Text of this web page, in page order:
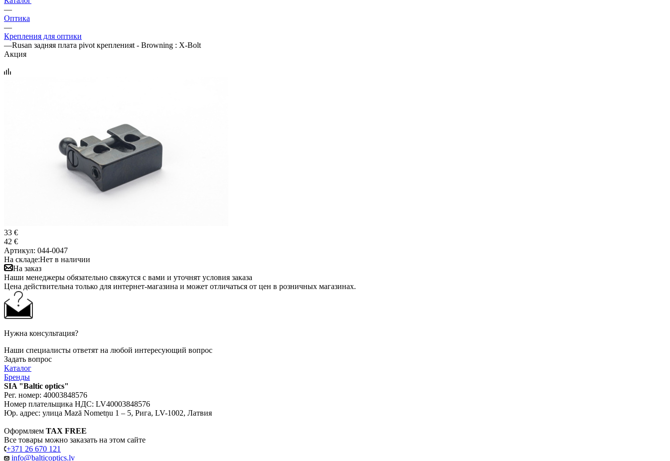
—
Оптика
—
Крепления для оптики
—Rusan задняя плата pivot крепленияt - Browning : X-Bolt
Акция
33 €
42 €
Артикул: 044-0047
На складе:Нет в наличии
На заказ
Наши менеджеры обязательно свяжутся с вами и уточнят условия заказа
Цена действительна только для интернет-магазина и может отличаться от цен в розничных магазинах.
Нужна консультация?
Наши специалисты ответят на любой интересующий вопрос
Задать вопрос
Каталог
Бренды
SIA "Baltic optics"
Рег. номер: 40003848576
Номер плательщика НДС: LV40003848576
Юр. адрес: улица Mazā Nometņu 1 – 5, Рига, LV-1002, Латвия
Оформляем TAX FREE
Все товары можно заказать на этом сайте
+371 26 670 121
info@balticoptics.lv